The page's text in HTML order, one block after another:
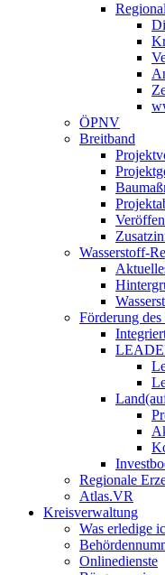
ÖPNV
Breitband
Wasserstoff-
Förderung
Regionale
Atlas.VR
Kreisverwaltung
Was erledige
Onlinedienste